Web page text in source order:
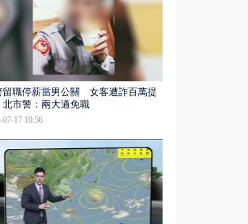
留職停薪當男公關 女客遭詐百萬提
北市警：兩大過免職
07-17 10:56